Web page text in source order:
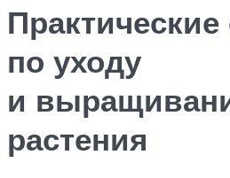
по уходу
и
растения